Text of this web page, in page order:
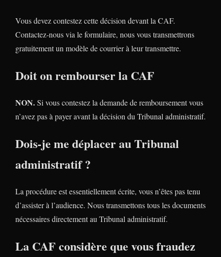
Vous devez contestez cette décision devant la CAF.
Contactez-nous via le formulaire, nous vous transmettrons
gratuitement un modèle de courrier à leur transmettre.
Doit on rembourser la CAF
NON.Si vous contestez la demande de remboursement vous
n’avez pas à payer avant la décision du Tribunal administratif.
Dois-je me déplacer au Tribunal
administratif ?
La procédure est essentiellement écrite, vous n’êtes pas tenu
d’assister à l’audience. Nous transmettons tous les documents
nécessaires directement au Tribunal administratif.
La CAF considère que vous fraudez